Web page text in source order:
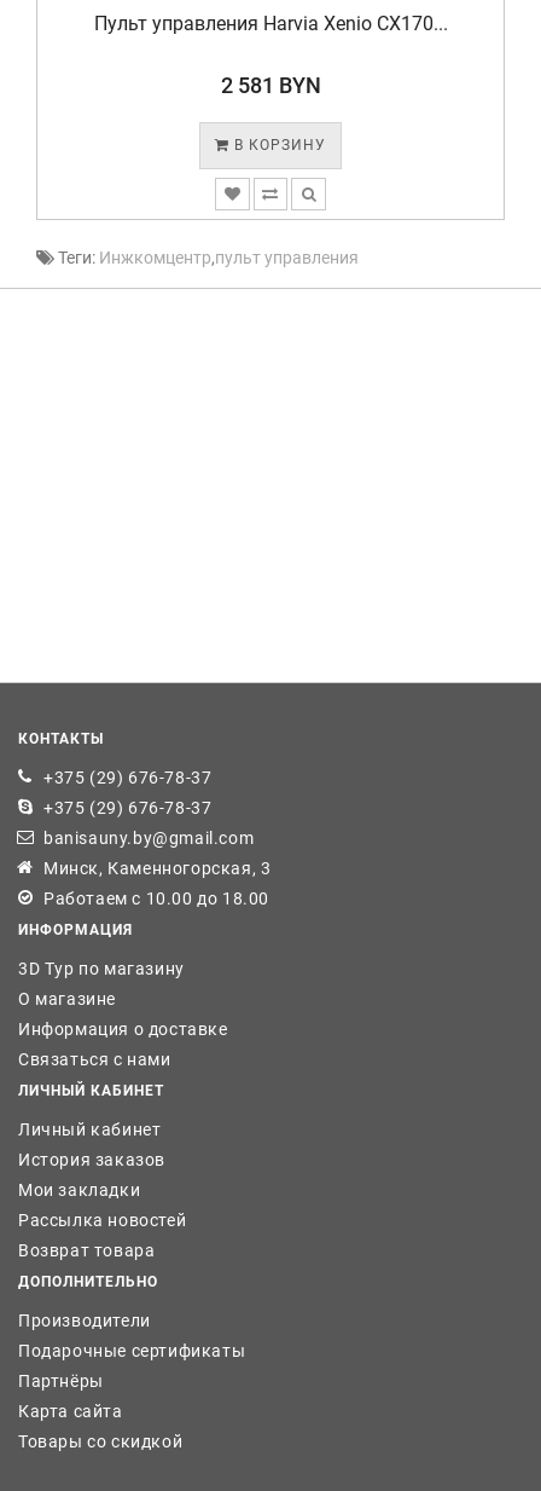
Пульт управления Harvia Xenio CX170...
2 581 BYN
В КОРЗИНУ
Теги: Инжкомцентр,пульт управления
КОНТАКТЫ
+375 (29) 676-78-37
+375 (29) 676-78-37
banisauny.by@gmail.com
Минск, Каменногорская, 3
Работаем с 10.00 до 18.00
ИНФОРМАЦИЯ
3D Тур по магазину
О магазине
Информация о доставке
Связаться с нами
ЛИЧНЫЙ КАБИНЕТ
Личный кабинет
История заказов
Мои закладки
Рассылка новостей
Возврат товара
ДОПОЛНИТЕЛЬНО
Производители
Подарочные сертификаты
Партнёры
Карта сайта
Товары со скидкой